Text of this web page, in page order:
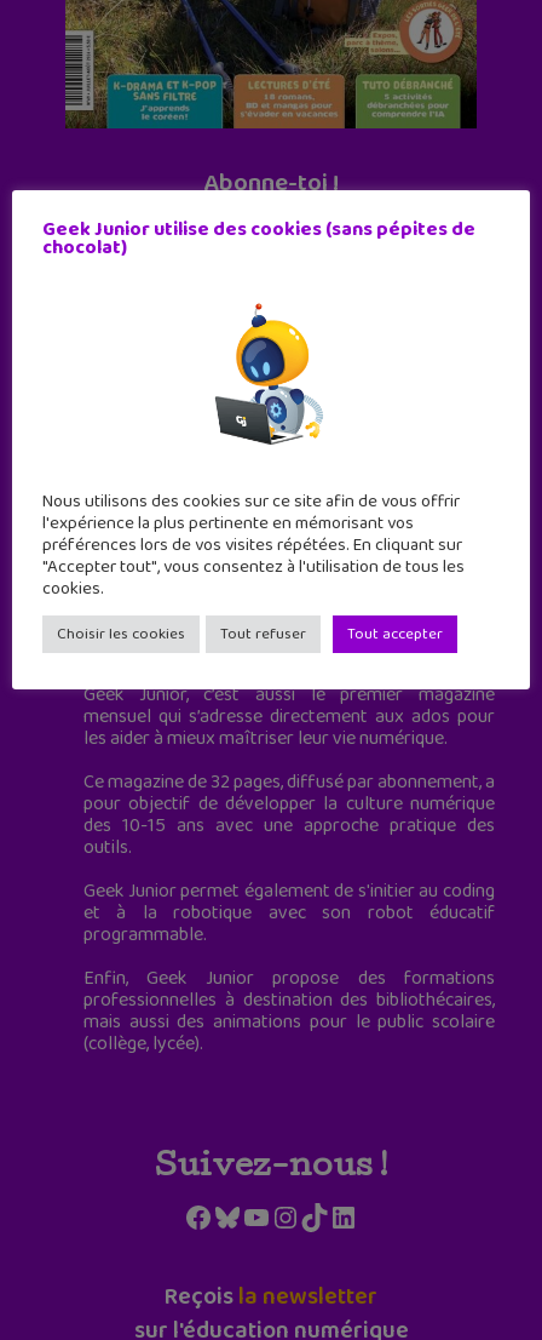
Abonne-toi !
11 numéros par an
Geek Junior est le premier site de culture numérique
à destination des adolescents.
Geek Junior, c’est aussi le premier magazine
mensuel qui s’adresse directement aux ados pour
les aider à mieux maîtriser leur vie numérique.
Ce magazine de 32 pages, diffusé par abonnement, a
pour objectif de développer la culture numérique
des 10-15 ans avec une approche pratique des
outils.
Geek Junior permet également de s'initier au coding
et à la robotique avec son robot éducatif
programmable.
Enfin, Geek Junior propose des formations
professionnelles à destination des bibliothécaires,
mais aussi des animations pour le public scolaire
(collège, lycée).
Suivez-nous !
Facebook
Bluesky
YouTube
Instagram
TikTokLinkedIn
Reçoisla newsletter
sur l'éducation numérique
Geek Junior utilise des cookies (sans pépites de
chocolat)
Nous utilisons des cookies sur ce site afin de vous offrir
l'expérience la plus pertinente en mémorisant vos
préférences lors de vos visites répétées. En cliquant sur
"Accepter tout", vous consentez à l'utilisation de tous les
cookies.
Choisir les cookies Tout refuser Tout accepter